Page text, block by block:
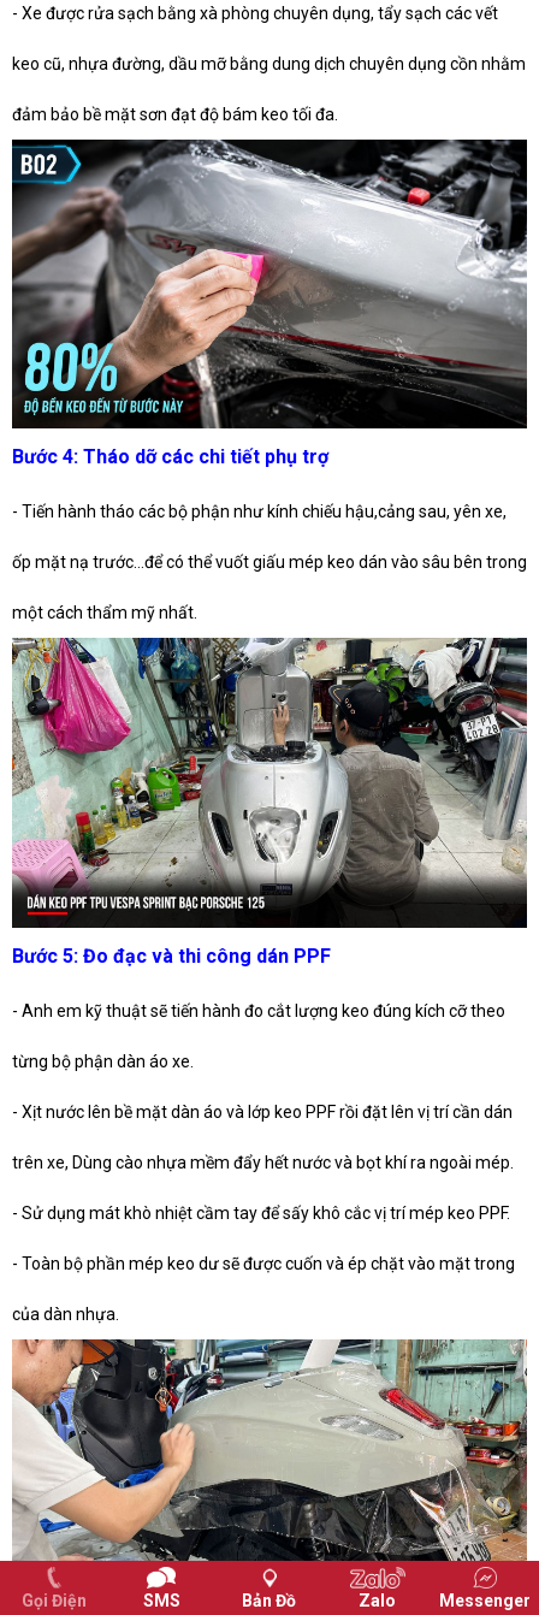
- Xe được rửa sạch bằng xà phòng chuyên dụng, tẩy sạch các vết
keo cũ, nhựa đường, dầu mỡ bằng dung dịch chuyên dụng cồn nhằm
đảm bảo bề mặt sơn đạt độ bám keo tối đa.
Bước 4: Tháo dỡ các chi tiết phụ trợ
- Tiến hành tháo các bộ phận như kính chiếu hậu,cảng sau, yên xe,
ốp mặt nạ trước…để có thể vuốt giấu mép keo dán vào sâu bên trong
một cách thẩm mỹ nhất.
Bước 5: Đo đạc và thi công dán PPF
- Anh em kỹ thuật sẽ tiến hành đo cắt lượng keo đúng kích cỡ theo
từng bộ phận dàn áo xe.
- Xịt nước lên bề mặt dàn áo và lớp keo PPF rồi đặt lên vị trí cần dán
trên xe, Dùng cào nhựa mềm đẩy hết nước và bọt khí ra ngoài mép.
- Sử dụng mát khò nhiệt cầm tay để sấy khô cắc vị trí mép keo PPF.
- Toàn bộ phần mép keo dư sẽ được cuốn và ép chặt vào mặt trong
của dàn nhựa.
Gọi Điện SMS Bản Đồ Zalo Messenger